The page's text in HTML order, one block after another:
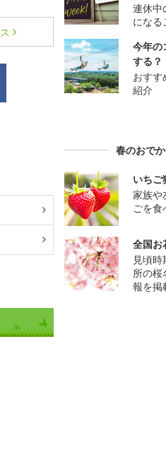
連休中
になる
今年の
する？
おすす
紹介
春のおで
いちご
家族や
ごを食
全国お
見頃
所の桜
報を掲